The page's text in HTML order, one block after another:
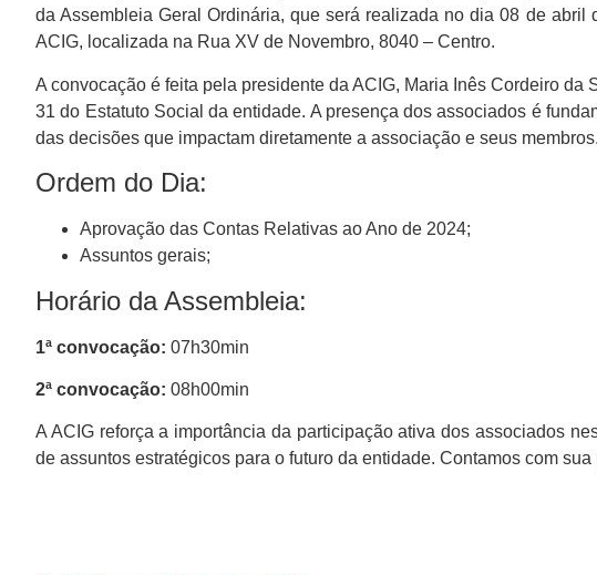
da Assembleia Geral Ordinária, que será realizada no dia 08 de abril
ACIG, localizada na Rua XV de Novembro, 8040 – Centro.
A convocação é feita pela presidente da ACIG, Maria Inês Cordeiro
31 do Estatuto Social da entidade. A presença dos associados é
das decisões que impactam diretamente a associação e seus membros.
Ordem do Dia:
Aprovação das Contas Relativas ao Ano de 2024;
Assuntos gerais;
Horário da Assembleia:
1ª convocação: 07h30min
2ª convocação: 08h00min
A ACIG reforça a importância da participação ativa dos associados
de assuntos estratégicos para o futuro da entidade. Contamos com sua